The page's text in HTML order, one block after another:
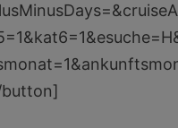
button]